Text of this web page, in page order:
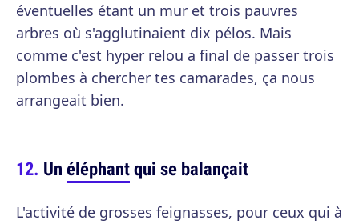
éventuelles étant un mur et trois pauvres
arbres où s'agglutinaient dix pélos. Mais
comme c'est hyper relou a final de passer trois
plombes à chercher tes camarades, ça nous
arrangeait bien.
Unéléphantqui se balançait
L'activité de grosses feignasses, pour ceux qui à